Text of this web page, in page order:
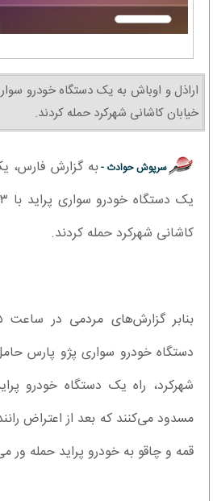
خیابان کاشانی شهرکرد حمله کردند.
سرپوش حوادث -به گزارش فارس،
کاشانی شهرکرد حمله کردند.
شهرکرد‌، راه یک دستگاه خودرو
مسدود می‌کنند که بعد از اعتراض
قمه و چاقو به خودرو پراید حمله ور